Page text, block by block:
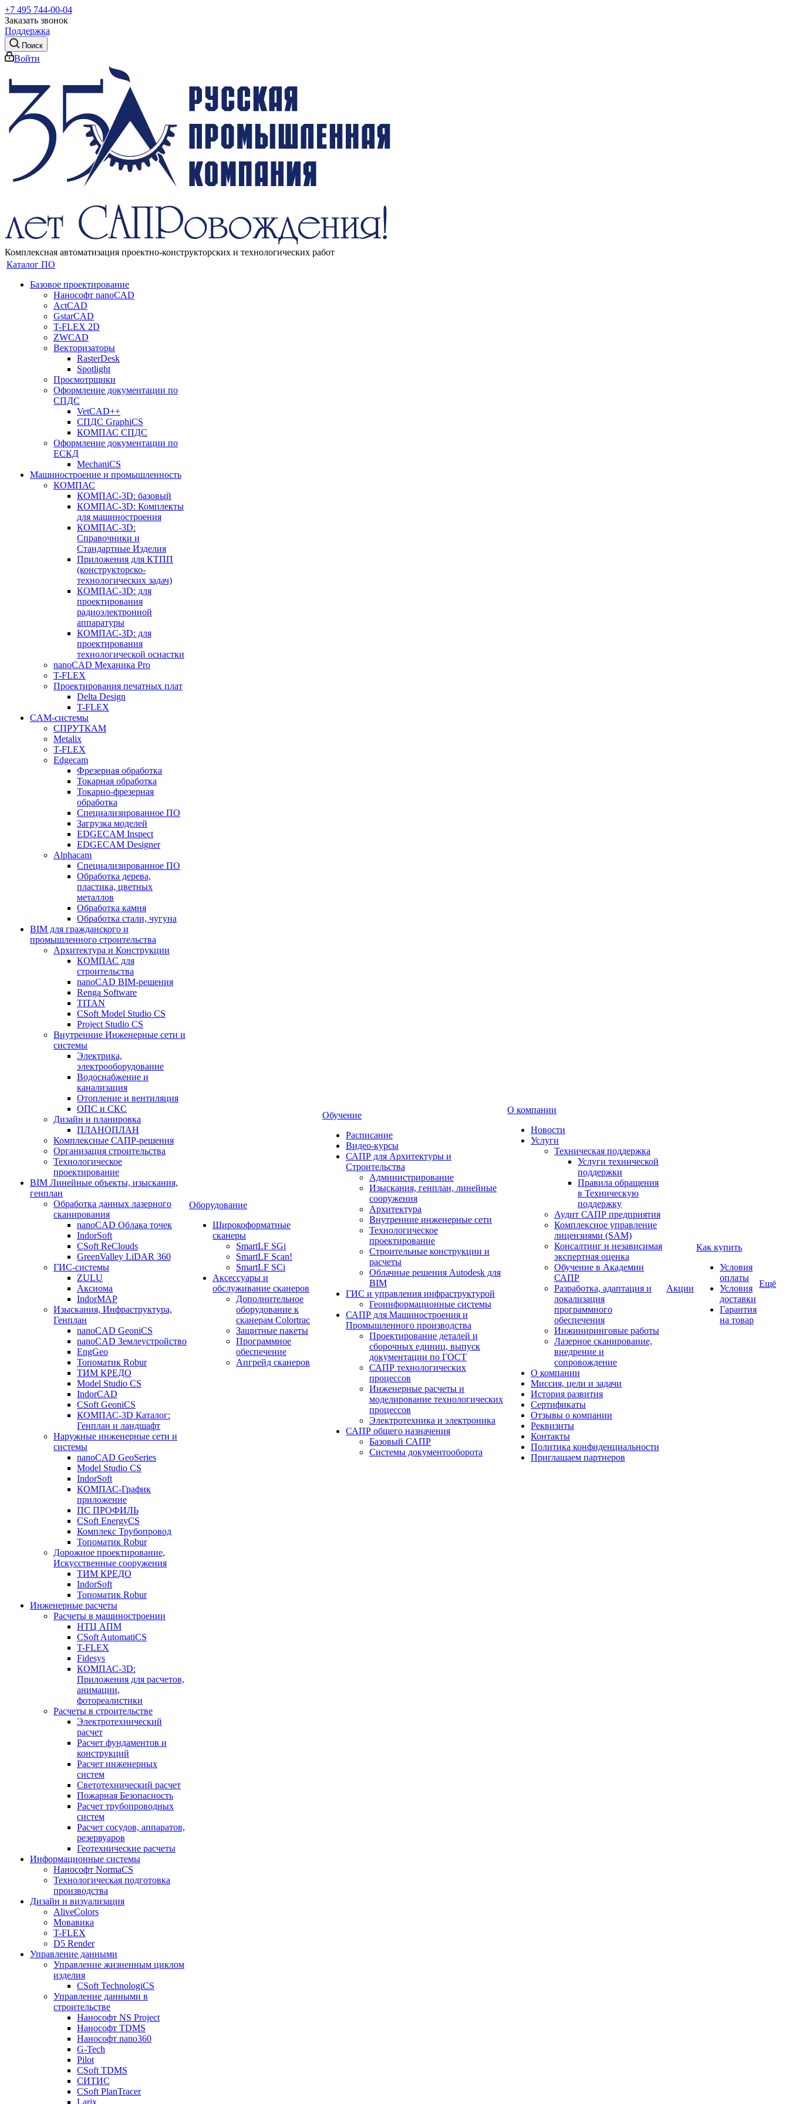
+7 495 744-00-04
Заказать звонок
Поддержка
Поиск
Войти
Комплексная автоматизация проектно-конструкторских и технологических работ
Каталог ПО
Базовое проектирование
Нанософт nanoCAD
ActCAD
GstarCAD
T-FLEX 2D
ZWCAD
Векторизаторы
RasterDesk
Spotlight
Просмотрщики
Оформление документации по
СПДС
VetCAD++
СПДС GraphiCS
КОМПАС СПДС
Оформление документации по
ЕСКД
MechaniCS
Машиностроение и промышленность
КОМПАС
КОМПАС-3D: базовый
КОМПАС-3D: Комплекты
для машиностроения
КОМПАС-3D:
Справочники и
Стандартные Изделия
Приложения для КТПП
(конструкторско-
технологических задач)
КОМПАС-3D: для
проектирования
радиоэлектронной
аппаратуры
КОМПАС-3D: для
проектирования
технологической оснастки
nanoCAD Механика Pro
T-FLEX
Проектирования печатных плат
Delta Design
T-FLEX
CAM-системы
СПРУТКAM
Metalix
T-FLEX
Edgecam
Фрезерная обработка
Токарная обработка
Токарно-фрезерная
обработка
Специализированное ПО
Загрузка моделей
EDGECAM Inspect
EDGECAM Designer
Alphacam
Специализированное ПО
Обработка дерева,
пластика, цветных
металлов
Обработка камня
Обработка стали, чугуна
BIM для гражданского и
промышленного строительства
Архитектура и Конструкции
КОМПАС для
строительства
nanoCAD BIM-решения
Renga Software
TITAN
CSoft Model Studio CS
Project Studio CS
Внутренние Инженерные сети и
системы
Электрика,
электрооборудование
Водоснабжение и
канализация
Отопление и вентиляция
ОПС и СКС
Дизайн и планировка
ПЛАНОПЛАН
Комплексные САПР-решения
Организация строительства
Технологическое
проектирование
BIM Линейные объекты, изыскания,
генплан
Обработка данных лазерного
сканирования
nanoCAD Облака точек
IndorSoft
CSoft ReClouds
GreenValley LiDAR 360
ГИС-системы
ZULU
Аксиома
IndorMAP
Изыскания, Инфраструктура,
Генплан
nanoCAD GeoniCS
nanoCAD Землеустройство
EngGeo
Топоматик Robur
ТИМ КРЕДО
Model Studio CS
IndorCAD
CSoft GeoniCS
КОМПАС-3D Каталог:
Генплан и ландшафт
Наружные инженерные сети и
системы
nanoCAD GeoSeries
Model Studio CS
IndorSoft
КОМПАС-График
приложение
ПС ПРОФИЛЬ
CSoft EnergyCS
Комплекс Трубопровод
Топоматик Robur
Дорожное проектирование,
Искусственные сооружения
ТИМ КРЕДО
IndorSoft
Топоматик Robur
Инженерные расчеты
Расчеты в машиностроении
НТЦ АПМ
CSoft AutomatiCS
T-FLEX
Fidesys
КОМПАС-3D:
Приложения для расчетов,
анимации,
фотореалистики
Расчеты в строительстве
Электротехнический
расчет
Расчет фундаментов и
конструкций
Расчет инженерных
систем
Светотехнический расчет
Пожарная Безопасность
Расчет трубопроводных
систем
Расчет сосудов, аппаратов,
резервуаров
Геотехнические расчеты
Информационные системы
Нанософт NormaCS
Технологическая подготовка
производства
Дизайн и визуализация
AliveColors
Мовавика
T-FLEX
D5 Render
Управление данными
Управление жизненным циклом
изделия
CSoft TechnologiCS
Управление данными в
строительстве
Нанософт NS Project
Нанософт TDMS
Нанософт nano360
G-Tech
Pilot
CSoft TDMS
СИТИС
CSoft PlanTracer
Larix
Оборудование
Широкоформатные
сканеры
SmartLF SGi
SmartLF Scan!
SmartLF SCi
Аксессуары и
обслуживание сканеров
Дополнительное
оборудование к
сканерам Colortrac
Защитные пакеты
Программное
обеспечение
Апгрейд сканеров
Обучение
Расписание
Видео-курсы
САПР для Архитектуры и
Строительства
Администрирование
Изыскания, генплан, линейные
сооружения
Архитектура
Внутренние инженерные сети
Технологическое
проектирование
Строительные конструкции и
расчеты
Облачные решения Autodesk для
BIM
ГИС и управления инфраструктурой
Геоинформационные системы
САПР для Машиностроения и
Промышленного производства
Проектирование деталей и
сборочных единиц, выпуск
документации по ГОСТ
САПР технологических
процессов
Инженерные расчеты и
моделирование технологических
процессов
Электротехника и электроника
САПР общего назначения
Базовый САПР
Системы документооборота
О компании
Новости
Услуги
Техническая поддержка
Услуги технической
поддержки
Правила обращения
в Техническую
поддержку
Аудит САПР предприятия
Комплексное управление
лицензиями (SAM)
Консалтинг и независимая
экспертная оценка
Обучение в Академии
САПР
Разработка, адаптация и
локализация
программного
обеспечения
Инжиниринговые работы
Лазерное сканирование,
внедрение и
сопровождение
О компании
Миссия, цели и задачи
История развития
Сертификаты
Отзывы о компании
Реквизиты
Контакты
Политика конфиденциальности
Приглашаем партнеров
Акции
Как купить
Условия
оплаты
Условия
доставки
Гарантия
на товар
Ещё